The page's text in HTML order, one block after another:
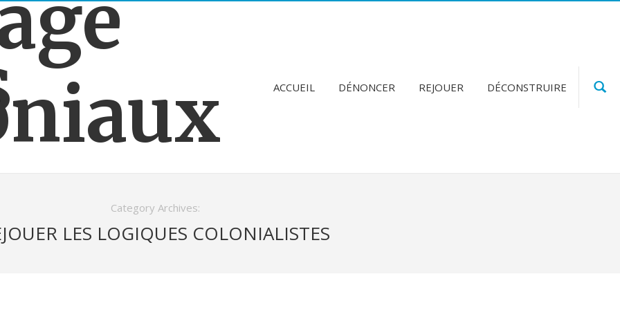
ACCUEIL DÉNONCER REJOUER DÉCONSTRUIRE
Category Archives:
LES LOGIQUES COLONIALISTES